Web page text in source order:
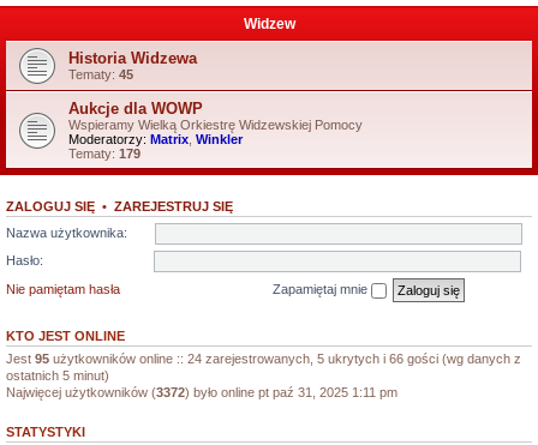
Widzew
Historia Widzewa
Tematy: 45
Aukcje dla WOWP
Wspieramy Wielką Orkiestrę Widzewskiej Pomocy
Moderatorzy: Matrix Winkler
Tematy: 179
ZALOGUJ SIĘ • ZAREJESTRUJ SIĘ
Nazwa użytkownika:
Hasło:
Nie pamiętam hasła
Zapamiętaj mnie
KTO JEST ONLINE
Jest 95 użytkowników online :: 24 zarejestrowanych, 5 ukrytych i 66 gości (wg danych z
ostatnich 5 minut)
Najwięcej użytkowników (3372) było online pt paź 31, 2025 1:11 pm
STATYSTYKI